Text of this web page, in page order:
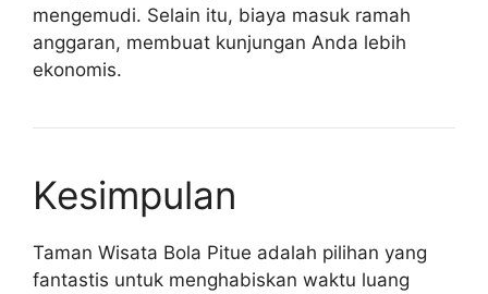
mengemudi. Selain itu, biaya masuk ramah
anggaran, membuat kunjungan Anda lebih
ekonomis.
Kesimpulan
Taman Wisata Bola Pitue adalah pilihan yang
fantastis untuk menghabiskan waktu luang